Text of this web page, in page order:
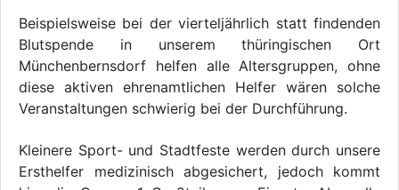
Beispielsweise bei der vierteljährlich statt findenden
Blutspende in unserem thüringischen Ort
Münchenbernsdorf helfen alle Altersgruppen, ohne
diese aktiven ehrenamtlichen Helfer wären solche
Veranstaltungen schwierig bei der Durchführung.
Kleinere Sport- und Stadtfeste werden durch unsere
Ersthelfer medizinisch abgesichert, jedoch kommt